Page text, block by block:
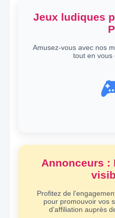
Jeux ludiques
Amusez-vous avec nos
tout en vous
Annonceurs :
Profitez de
pour promouvoir vos
d’affiliation auprès